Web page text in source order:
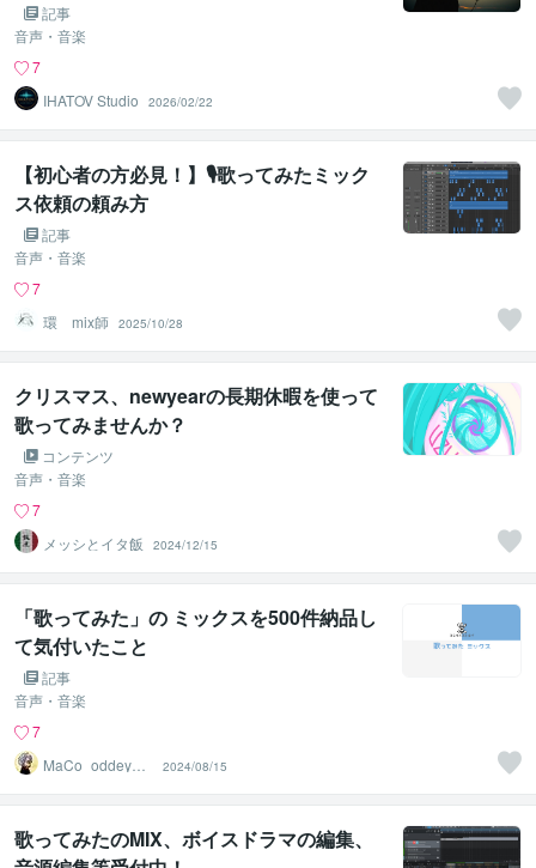
記事
音声・音楽
7
IHATOV Studio
2026/02/22
【初心者の方必見！】🎙️歌ってみたミック
ス依頼の頼み方
記事
音声・音楽
7
環 mix師 2025/10/28
クリスマス、newyearの長期休暇を使って
歌ってみませんか？
コンテンツ
音声・音楽
7
メッシとイタ飯
2024/12/15
「歌ってみた」の ミックスを500件納品し
て気付いたこと
記事
音声・音楽
7
MaCo_oddeyela
2024/08/15
歌ってみたのMIX、ボイスドラマの編集、